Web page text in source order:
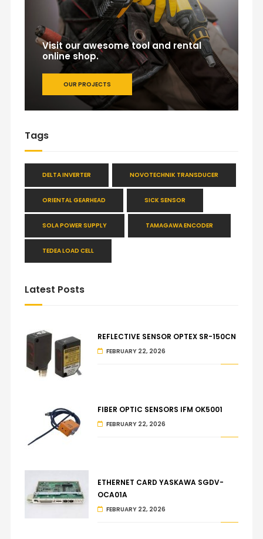
Visit our awesome tool and rental
online shop.
OUR PROJECTS
Tags
DELTA INVERTER NOVOTECHNIK TRANSDUCER
ORIENTAL GEARHEAD SICK SENSOR
SOLA POWER SUPPLY TAMAGAWA ENCODER
TEDEA LOAD CELL
Latest Posts
REFLECTIVE SENSOR OPTEX SR-150CN
FEBRUARY 22, 2026
FIBER OPTIC SENSORS IFM OK5001
FEBRUARY 22, 2026
ETHERNET CARD YASKAWA SGDV-
OCA01A
FEBRUARY 22, 2026